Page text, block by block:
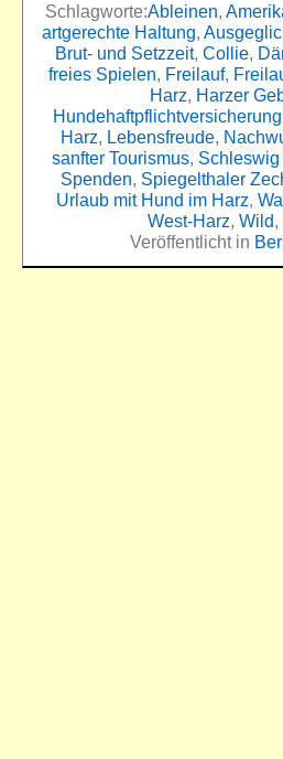
Schlagworte:Ableinen,
artgerechte Haltung,
Brut- und Setzzeit, Collie,
freies Spielen, Freilauf,
Harz, Harzer
Hundehaftpflichtversicherung
Harz, Lebensfreude,
sanfter Tourismus,
Spenden, Spiegelthaler
Urlaub mit Hund im Harz,
West-Harz, Wild,
Veröffentlicht in